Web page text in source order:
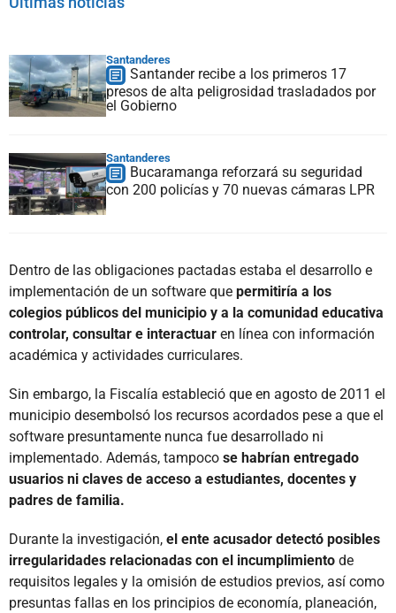
Santanderes
Santander recibe a los primeros 17
presos de alta peligrosidad trasladados por
el Gobierno
Santanderes
Bucaramanga reforzará su seguridad
con 200 policías y 70 nuevas cámaras LPR
Dentro de las obligaciones pactadas estaba el desarrollo e
implementación de un software que permitiría a los
colegios públicos del municipio y a la comunidad educativa
controlar, consultar e interactuar en línea con información
académica y actividades curriculares.
Sin embargo, la Fiscalía estableció que en agosto de 2011 el
municipio desembolsó los recursos acordados pese a que el
software presuntamente nunca fue desarrollado ni
implementado. Además, tampoco se habrían entregado
usuarios ni claves de acceso a estudiantes, docentes y
padres de familia.
Durante la investigación, el ente acusador detectó posibles
irregularidades relacionadas con el incumplimiento de
requisitos legales y la omisión de estudios previos, así como
presuntas fallas en los principios de economía, planeación,